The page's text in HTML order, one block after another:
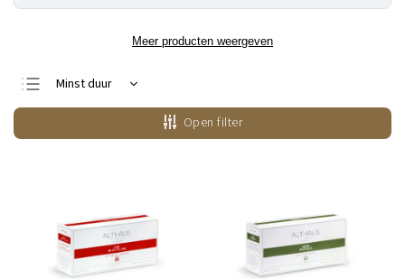
Meer producten weergeven
Minst duur
Duurste
Bestsellers
Open filter